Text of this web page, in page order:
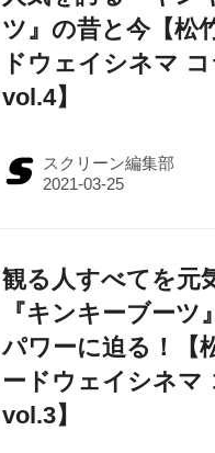
ツ』の昔と今【松
ドウェイシネマ
vol.4】
スクリーン編集部
観る人すべてを元
『キンキーブーツ
パワーに迫る！【
ードウェイシネマ
vol.3】